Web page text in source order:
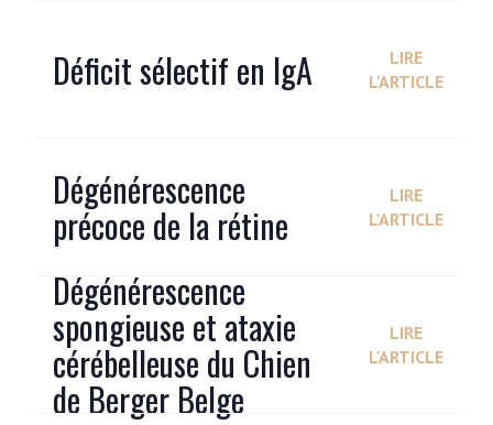
Déficit sélectif en IgA
LIRE
L'ARTICLE
Dégénérescence
précoce de la rétine
LIRE
L'ARTICLE
Dégénérescence
spongieuse et ataxie
cérébelleuse du Chien
de Berger Belge
LIRE
L'ARTICLE